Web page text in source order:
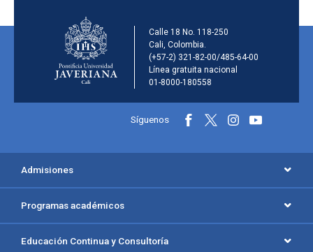
Información de la
Calle 18 No. 118-250
Cali, Colombia.
(+57-2) 321-82-00/485-64-00
Línea gratuita nacional
01-8000-180558
Información y redes sociales
Síguenos
Menú principal del footer
Admisiones
Programas académicos
Educación Continua y Consultoría